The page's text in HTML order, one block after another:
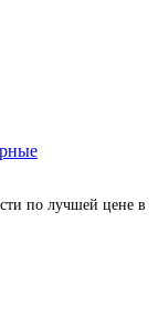
по лучшей цене в